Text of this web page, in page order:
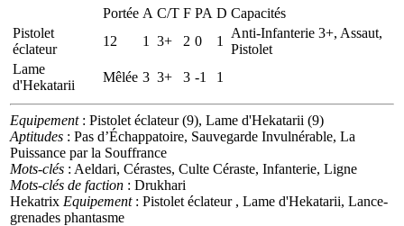
Portée A C/T F PA D Capacités
Pistolet
éclateur
12 1 3+ 2 0 1
Anti-Infanterie 3+, Assaut,
Pistolet
Lame
d'Hekatarii
Mêlée 3 3+ 3 -1 1
Equipement: Pistolet éclateur (9), Lame d'Hekatarii (9)
Aptitudes : Pas d’Échappatoire, Sauvegarde Invulnérable, La
Puissance par la Souffrance
Mots-clés : Aeldari, Cérastes, Culte Céraste, Infanterie, Ligne
Mots-clés de faction : Drukhari
Hekatrix Equipement: Pistolet éclateur , Lame d'Hekatarii, Lance-
grenades phantasme